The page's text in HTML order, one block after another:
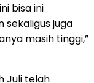
bisa ini
sekaligus juga
masih tinggi,”
Juli telah